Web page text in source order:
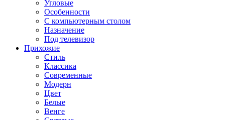
Угловые
Особенности
С компьютерным столом
Назначение
Под телевизор
Прихожие
Стиль
Классика
Современные
Модерн
Цвет
Белые
Венге